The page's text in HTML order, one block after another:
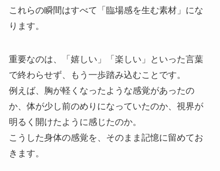
これらの瞬間はすべて「臨場感を生む素材」にな
ります。
重要なのは、「嬉しい」「楽しい」といった言葉
で終わらせず、もう一歩踏み込むことです。
例えば、胸が軽くなったような感覚があったの
か、体が少し前のめりになっていたのか、視界が
明るく開けたように感じたのか。
こうした身体の感覚を、そのまま記憶に留めてお
きます。